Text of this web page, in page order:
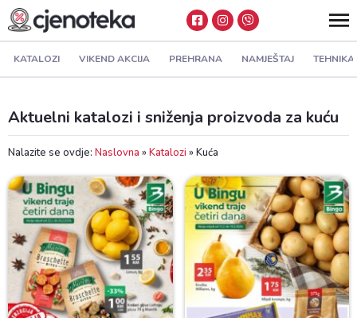
KATALOZI VIKEND AKCIJA PREHRANA NAMJEŠTAJ TEHNIKA
Aktuelni katalozi i sniženja proizvoda za kuću
Nalazite se ovdje: Naslovna » Katalozi » Kuća